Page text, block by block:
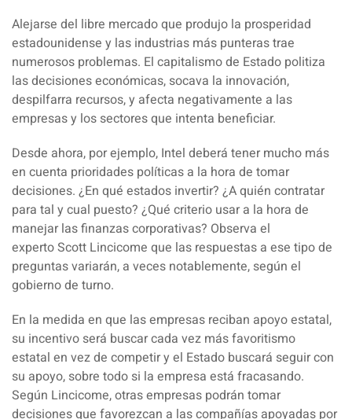
Alejarse del libre mercado que produjo la prosperidad
estadounidense y las industrias más punteras trae
numerosos problemas. El capitalismo de Estado politiza
las decisiones económicas, socava la innovación,
despilfarra recursos, y afecta negativamente a las
empresas y los sectores que intenta beneficiar.
Desde ahora, por ejemplo, Intel deberá tener mucho más
en cuenta prioridades políticas a la hora de tomar
decisiones. ¿En qué estados invertir? ¿A quién contratar
para tal y cual puesto? ¿Qué criterio usar a la hora de
manejar las finanzas corporativas? Observa el
expertoScott Lincicome que las respuestas a ese tipo de
preguntas variarán, a veces notablemente, según el
gobierno de turno.
En la medida en que las empresas reciban apoyo estatal,
su incentivo será buscar cada vez másfavoritismo
estatal en vez de competir y el Estado buscará seguir con
su apoyo, sobre todo si la empresa está fracasando.
Según Lincicome, otras empresas podrán tomar
decisiones que favorezcan a las compañías apoyadas por